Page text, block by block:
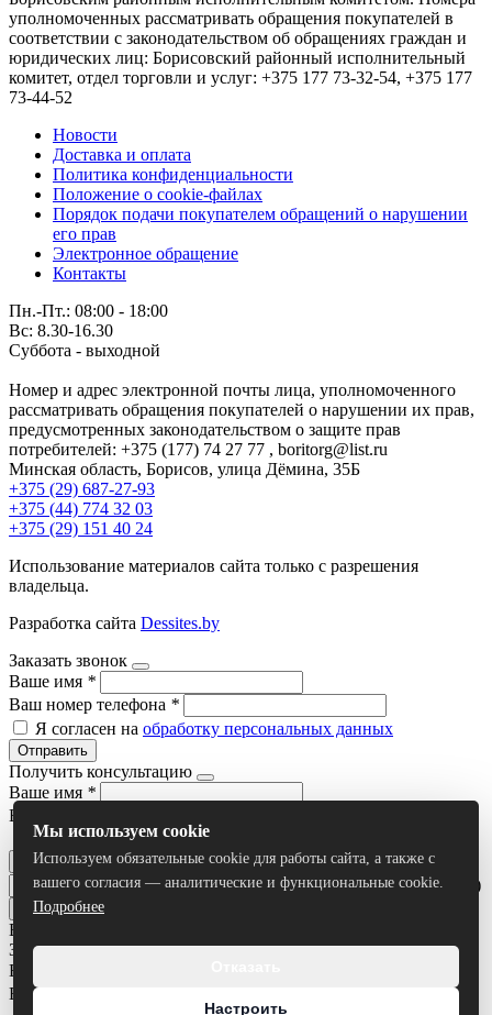
уполномоченных рассматривать обращения покупателей в
соответствии с законодательством об обращениях граждан и
юридических лиц: Борисовский районный исполнительный
комитет, отдел торговли и услуг: +375 177 73-32-54, +375 177
73-44-52
Новости
Доставка и оплата
Политика конфиденциальности
Положение о cookie-файлах
Порядок подачи покупателем обращений о нарушении
его прав
Электронное обращение
Контакты
Пн.-Пт.: 08:00 - 18:00
Вс: 8.30-16.30
Суббота - выходной
Номер и адрес электронной почты лица, уполномоченного
рассматривать обращения покупателей о нарушении их прав,
предусмотренных законодательством о защите прав
потребителей: +375 (177) 74 27 77 , boritorg@list.ru
Минская область, Борисов, улица Дёмина, 35Б
+375 (29) 687-27-93
+375 (44) 774 32 03
+375 (29) 151 40 24
Использование материалов сайта только с разрешения
владельца.
Разработка сайта Dessites.by
Заказать звонок
Ваше имя *
Ваш номер телефона *
Я согласен на обработку персональных данных
Отправить
Получить консультацию
Ваше имя *
Ваш номер телефона
Я согласен наобработку персональных данных
Отправить
Умный поиск(тестовый режим)
Все результаты
Задать вопрос
Ваше имя
Ваш номер телефона
Мы используем cookie
Используем обязательные cookie для работы сайта, а также с
вашего согласия — аналитические и функциональные cookie.
Подробнее
Настроить